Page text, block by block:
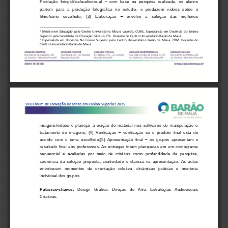
Produção  fotográfica/audiovisual –
com  base  na  pesquisa  realizada,  os  alunos
partem  para   a   produção  fotográfica  no  estúdio,  e  produzem
vídeos   sobre  o
filme/série   escolhido;   (3)   Elaboração
– envolve   a   seleção   das   melhores
1 Mestre em  Educação pelo Centro  Universitário  Moura  Lacerda,  CUML Especialista em  Docência  do  Ensino
Superior pela Faculdade de Educação São Luís, FSL . Docente do Centro Universitário Barão de Mauá.
2 Especialista em  Docência  No  Ensino  Superior pelo Centro  Universitário  Barão  de  Mauá CBM. Docente  do
Centro Universitário Barão de Mauá.
VIII Fórum de Inovação Docente em Ensino Superior 2025
imagens/vídeos  e  planejar  a  edição  do  material  nos  softwares  de  manipulação  e
tratamento  de  imagens;  (4)  Verificação – verificação  se  o  produto  final  está  de
acordo  com  o tema  escolhido;(5)  Apresentação  final – os  grupos  apresentam  o
resultado  final  aos  professores.  As  entregas  foram  planejadas  em  um  cronograma
sequencial  e  avaliadas  por  meio  de  critérios  como  profundidade  da  pesquisa,
coerência  da  solução  proposta,  criatividade  e  clareza  na  apresentação.  As  aulas
envolveram   momentos   de   orientação   coletiva,   dinâmicas   práticas   e   mentoria
individual dos grupos.
Palavras-chaves: Design Gráfico Direção de   Arte
Estratégias   Audiovisuais
Criativas